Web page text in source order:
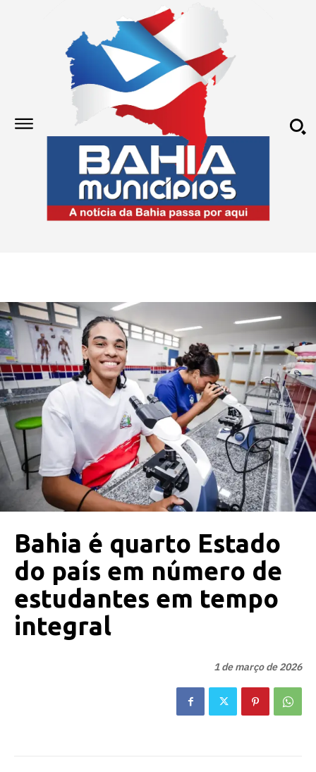
Bahia é quarto Estado
do país em número de
estudantes em tempo
integral
1 de março de 2026